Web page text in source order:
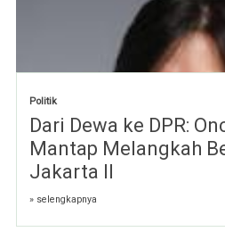
Politik
Dari Dewa ke DPR:
Mantap Melangkah
Jakarta II
» selengkapnya